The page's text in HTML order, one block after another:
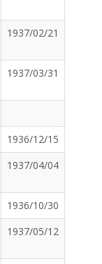
1937/02/21
1937/03/31
1936/12/15
1937/04/04
1936/10/30
1937/05/12